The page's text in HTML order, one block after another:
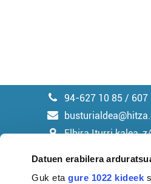
Datuen erabilera
Guk etagure 1022 kideek
94-627 10 85 / 607
Elbira Iturri kalea,